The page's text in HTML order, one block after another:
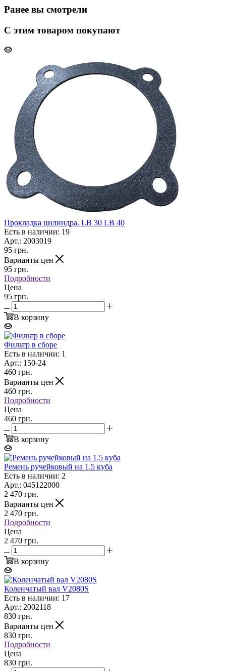
Ранее вы смотрели
С этим товаром покупают
Прокладка цилиндра. LB 30 LB 40
Есть в наличии: 19
Арт.: 2003019
95 грн.
Варианты цен
95 грн.
Подробности
Цена
95 грн.
В корзину
Фильтр в сборе
Есть в наличии: 1
Арт.: 150-24
460 грн.
Варианты цен
460 грн.
Подробности
Цена
460 грн.
В корзину
Ремень ручейковый на 1.5 куба
Есть в наличии: 2
Арт.: 045122000
2 470 грн.
Варианты цен
2 470 грн.
Подробности
Цена
2 470 грн.
В корзину
Коленчатый вал V2080S
Есть в наличии: 17
Арт.: 2002118
830 грн.
Варианты цен
830 грн.
Подробности
Цена
830 грн.